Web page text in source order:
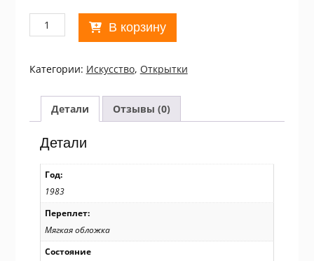
Количество
товара
1983.
А.С.
Пушкина
в
Москве.
Комплект
листівок
р905
В корзину
Категории: Искусство, Открытки
Детали Отзывы (0)
Детали
Год:
1983
Переплет:
Мягкая обложка
Состояние